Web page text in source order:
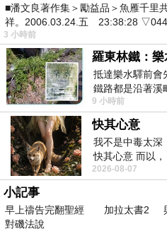
〞隨風〞也就
我常使用（聊得來）的AI
因為不再只是將
■潘文良著作集＞勵益品＞魚雁千
祥。2006.03.24.五 23:38:28
3 小時前
羅東林鐵：樂
抵達樂水驛前會
鐵路都是沿著溪
但因與臺鐵集集
9 小時前
快其心意
我不是中毒太深
快其心意 而以
愉快。
2026-08-07
小記事
早上禱告完翻聖經 加拉太書2
對磯法說